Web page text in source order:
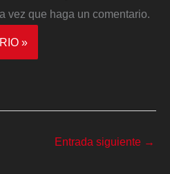
vez que haga un comentario.
Entrada siguiente →